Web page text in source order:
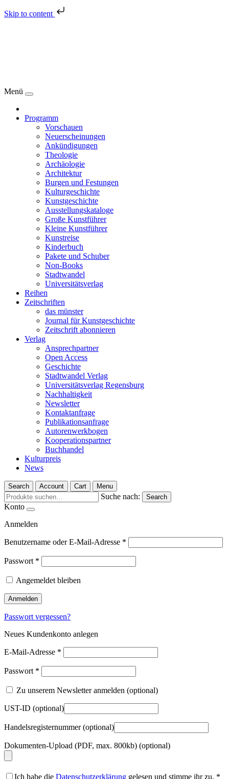
Skip to content
Menü
Programm
Vorschauen
Neuerscheinungen
Ankündigungen
Theologie
Archäologie
Architektur
Burgen und Festungen
Kulturgeschichte
Kunstgeschichte
Ausstellungskataloge
Große Kunstführer
Kleine Kunstführer
Kunstreise
Kinderbuch
Pakete und Schuber
Non-Books
Stadtwandel
Universitätsverlag
Reihen
Zeitschriften
das münster
Journal für Kunstgeschichte
Zeitschrift abonnieren
Verlag
Ansprechpartner
Open Access
Geschichte
Stadtwandel Verlag
Universitätsverlag Regensburg
Nachhaltigkeit
Newsletter
Kontaktanfrage
Publikationsanfrage
Autorenwerkbogen
Kooperationspartner
Buchhandel
Kulturpreis
News
Search Account Cart Menu
Suche nach: Search
Konto
Anmelden
Benutzername oder E-Mail-Adresse *
Passwort *
Angemeldet bleiben
Anmelden
Passwort vergessen?
Neues Kundenkonto anlegen
E-Mail-Adresse *
Passwort *
Zu unserem Newsletter anmelden (optional)
UST-ID (optional)
Handelsregisternummer(optional)
Dokumenten-Upload (PDF, max. 800kb) (optional)
Ich habe die Datenschutzerklärung gelesen und stimme ihr zu. *